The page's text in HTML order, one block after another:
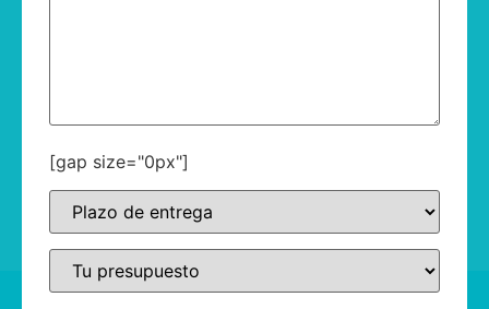
[gap size="0px"]